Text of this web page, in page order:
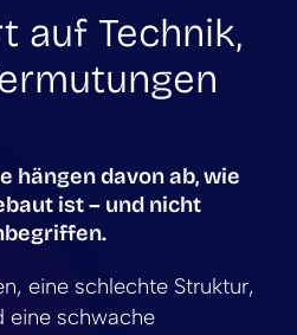
auf Technik,
hängen davon ab, wie
ist – und nicht
eine schlechte Struktur,
eine schwache